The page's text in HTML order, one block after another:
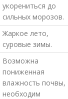
укорениться до
сильных морозов.
Жаркое лето,
суровые зимы.
Возможна
пониженная
влажность почвы,
необходим